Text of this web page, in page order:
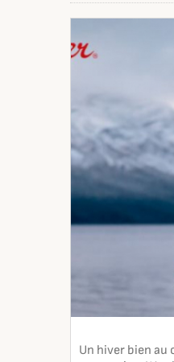
Un hiver bien au